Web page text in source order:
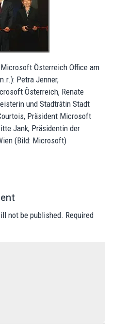
Österreich Office am
Petra Jenner,
Österreich, Renate
und Stadträtin Stadt
Präsident Microsoft
Jank, Präsidentin der
(Bild: Microsoft)
not be published. Required